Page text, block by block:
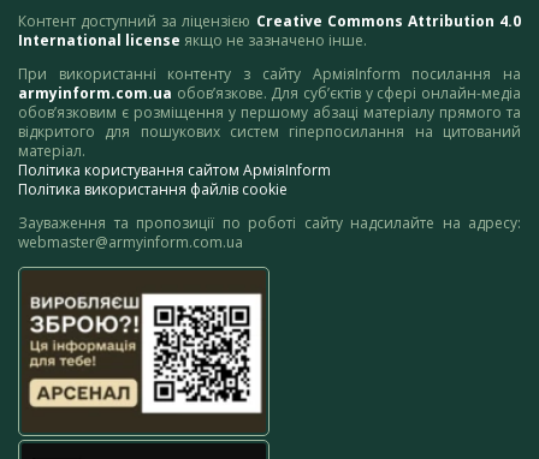
Контент доступний за ліцензією Creative Commons Attribution 4.0
International license якщо не зазначено інше.
При використанні контенту з сайту АрміяInform посилання на
armyinform.com.ua обов’язкове. Для суб’єктів у сфері онлайн-медіа
обов’язковим є розміщення у першому абзаці матеріалу прямого та
відкритого для пошукових систем гіперпосилання на цитований
матеріал.
Політика користування сайтом АрміяInform
Політика використання файлів cookie
Зауваження та пропозиції по роботі сайту надсилайте на адресу:
webmaster@armyinform.com.ua